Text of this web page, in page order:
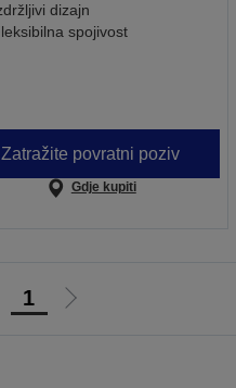
dizajn
spojivost
Zatražite povratni poziv
Gdje kupiti
1
Idi